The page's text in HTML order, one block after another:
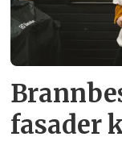
fasader